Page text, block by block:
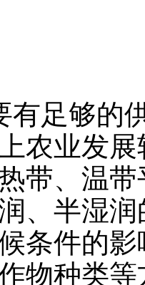
足够的
农业发
带、温
、半湿
条件的
物种类